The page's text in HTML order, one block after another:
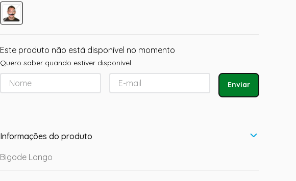
Este produto não está disponível no momento
Quero saber quando estiver disponível
Enviar
Informações do produto
Bigode Longo